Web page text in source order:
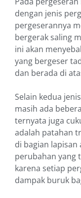
dengan jenis
pergeserannya
bergerak saling
ini akan
yang bergeser
dan berada di
Selain kedua
masih ada
ternyata juga
adalah patahan
di bagian
perubahan yang
karena setiap
dampak buruk